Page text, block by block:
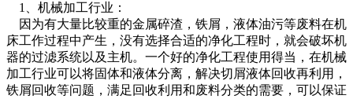
1、机械加工行业：
因为有大量比较重的金属碎渣，铁屑，液体油污等废料在机
床工作过程中产生，没有选择合适的净化工程时，就会破坏机
器的过滤系统以及主机。一个好的净化工程使用得当，在机械
加工行业可以将固体和液体分离，解决切屑液体回收再利用，
铁屑回收等问题，满足回收利用和废料分类的需要，可以保证